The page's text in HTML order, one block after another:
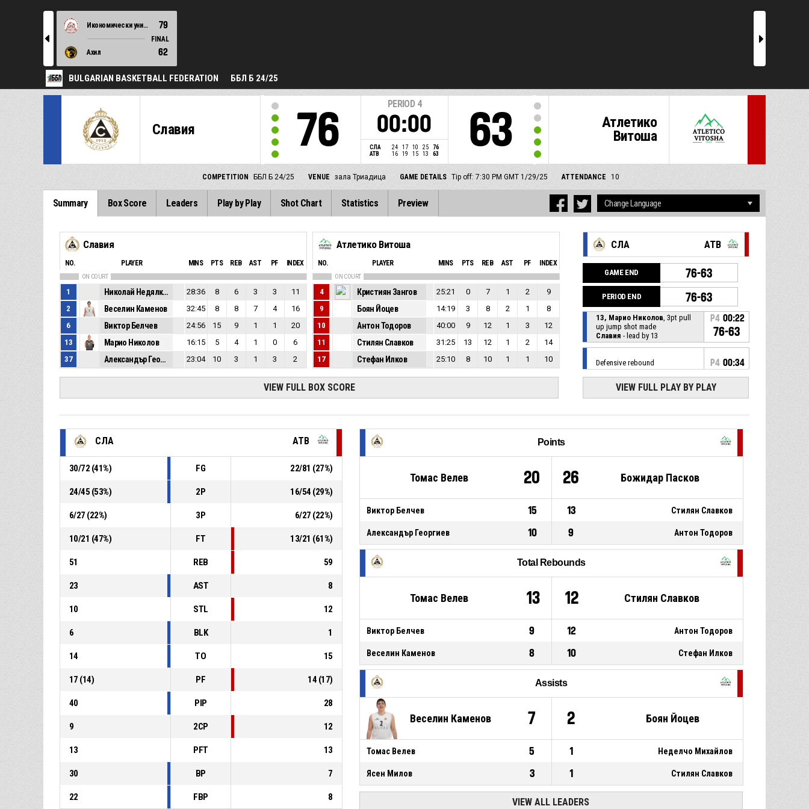
l
Икономически университет 79
FINAL
Ахил
62
r
BULGARIAN BASKETBALL FEDERATION ББЛ Б 24/25
Славия 76
PERIOD 4
00:00
СЛА 24 17 10 25
76
АТВ
16 19 15 13 63
Атлетико
Витоша
63
COMPETITION ББЛ Б 24/25 VENUE зала Триадица GAME DETAILS Tip off: 7:30 PM GMT 1/29/25 ATTENDANCE 10
Summary Box Score Leaders Play by Play Shot Chart Statistics Preview
Славия
NO. PLAYER MINS PTS REB AST PF INDEX
ON COURT
1 Николай Недялков 28:36 8 6 3 3
11
2
Веселин Каменов 32:45 8 8 7 4
16
6
Виктор Белчев 24:56 15 9 1 1
20
13
Марио Николов 16:15 5 4 1 0
6
37
Александър Георгиев 23:04 10 3 1 3 2
Атлетико Витоша
NO. PLAYER MINS PTS REB AST PF INDEX
ON COURT
4 Кристиян Зангов 25:21 0 7 1 2
9
9
Боян Йоцев 14:19 3 8 2 1
8
10
Антон Тодоров 40:00 9 12 1 3
12
11
Стилян Славков 31:25 13 12 1 2
14
17
Стефан Илков 25:10 8 10 1 1 10
VIEW FULL BOX SCORE
СЛА АТВ
GAME END 76-63
PERIOD END 76-63
13, Марио Николов, 3pt pull
up jump shot made
Славия - lead by 13
P4 00:22
76-63
Defensive rebound P4 00:34
P400:35
2, Божидар Пасков,
Substitution out
Offensive rebound
P400:43 11, Стилян Славков
jump shot missed
P400:48 11, Стилян Славков,
VIEW FULL PLAY BY PLAY
СЛА АТВ
30/72 (41%) FG 22/81 (27%)
24/45 (53%) 2P 16/54 (29%)
6/27 (22%) 3P 6/27 (22%)
10/21 (47%) FT 13/21 (61%)
51 REB 59
23 AST 8
10 STL 12
6 BLK 1
14 TO 15
17 (14) PF 14 (17)
40 PIP 28
9 2CP 12
13 PFT 13
30 BP 7
22 FBP 8
Points
Томас Велев 20 26 Божидар Пасков
Виктор Белчев 15 13 Стилян Славков
Александър Георгиев 10 9 Антон Тодоров
Total Rebounds
Томас Велев 13 12 Стилян Славков
Виктор Белчев 9 12 Антон Тодоров
Веселин Каменов 8 10 Стефан Илков
Assists
Веселин Каменов 7 2 Боян Йоцев
Томас Велев 5 1 Неделчо Михайлов
Ясен Милов 3 1 Стилян Славков
VIEW ALL LEADERS